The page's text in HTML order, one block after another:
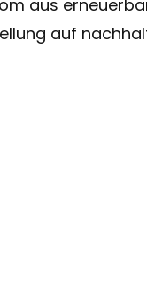
aus
auf